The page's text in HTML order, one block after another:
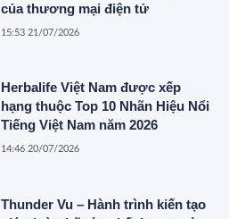
của thương mại điện tử
15:53 21/07/2026
Herbalife Việt Nam được xếp
hạng thuộc Top 10 Nhãn Hiệu Nổi
Tiếng Việt Nam năm 2026
14:46 20/07/2026
Thunder Vu – Hành trình kiến tạo